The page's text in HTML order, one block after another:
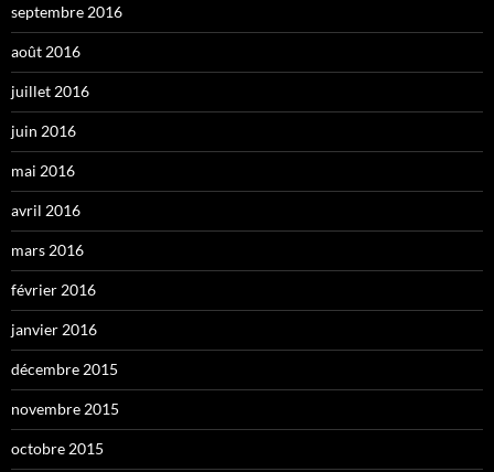
septembre 2016
août 2016
juillet 2016
juin 2016
mai 2016
avril 2016
mars 2016
février 2016
janvier 2016
décembre 2015
novembre 2015
octobre 2015